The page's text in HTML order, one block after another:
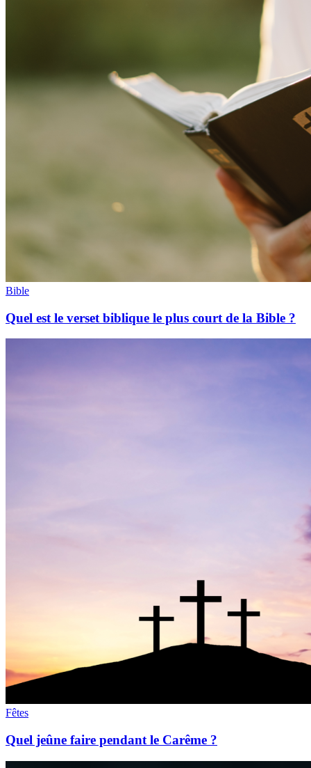
Bible
Quel est le verset biblique le plus court de la Bible ?
Fêtes
Quel jeûne faire pendant le Carême ?